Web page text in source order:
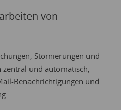
von
Stornierungen und
zentral und automatisch,
Benachrichtigungen und